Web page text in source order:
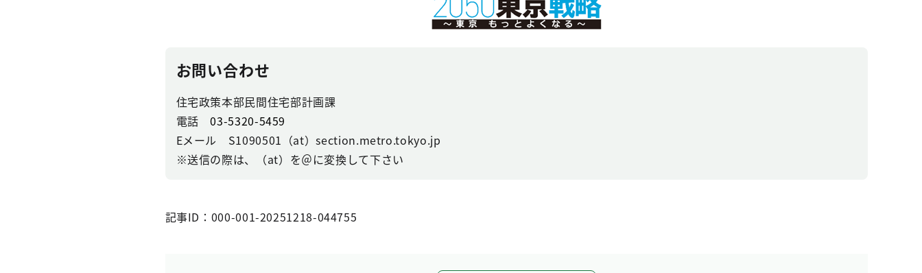
お問い合わせ
住宅政策本部民間住宅部計画課
電話03-5320-5459
Eメール S1090501（at）section.metro.tokyo.jp
※送信の際は、（at）を＠に変換して下さい
記事ID：000-001-20251218-044755